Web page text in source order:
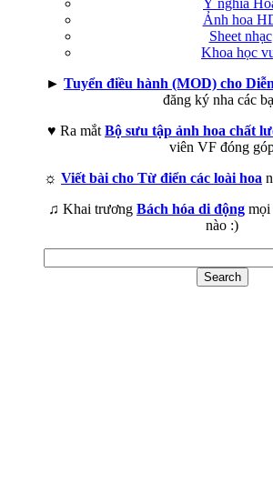
Ảnh hoa
Sheet nhạc
Khoa học
► Tuyển điều hành (MOD) cho
đăng ký nha các
♥ Ra mắt Bộ sưu tập ảnh hoa chất
viên VF đóng
☼ Viết bài cho Từ điển các loài hoa
♫ Khai trương Bách hóa di động mọi
nào :)